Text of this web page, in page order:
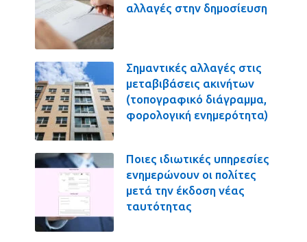
αλλαγές στην δημοσίευση
Σημαντικές αλλαγές στις
μεταβιβάσεις ακινήτων
(τοπογραφικό διάγραμμα,
φορολογική ενημερότητα)
Ποιες ιδιωτικές υπηρεσίες
ενημερώνουν οι πολίτες
μετά την έκδοση νέας
ταυτότητας